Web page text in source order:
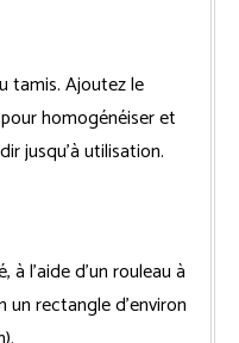
tamis. Ajoutez le
homogénéiser et
jusqu’à utilisation.
l’aide d’un rouleau à
rectangle d’environ